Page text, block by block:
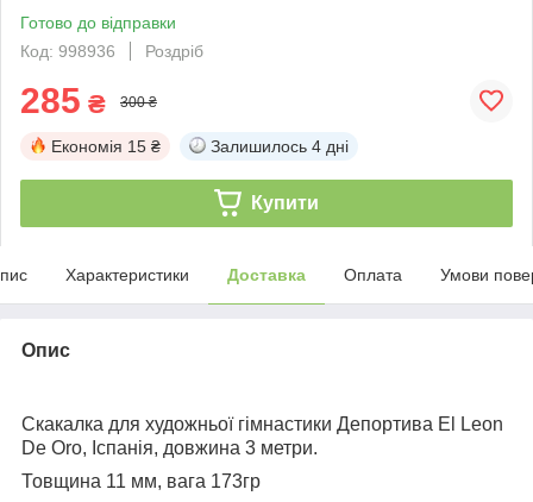
Готово до відправки
Код: 998936
Роздріб
285 ₴ 300 ₴
Економія 15 ₴ Залишилось 4 дні
Купити
Характеристики Доставка Оплата Умови
Опис
Скакалка для художньої гімнастики Депортива El Leon
De Oro, Іспанія, довжина 3 метри.
Товщина 11 мм, вага 173гр